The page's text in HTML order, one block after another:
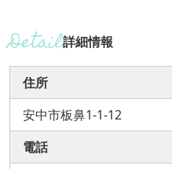
詳細情報
住所
安中市板鼻1-1-12
電話